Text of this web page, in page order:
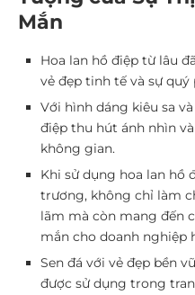
Mắn
Hoa lan hồ điệp từ lâu
vẻ đẹp tinh tế và sự quý
Với hình dáng kiêu sa
điệp thu hút ánh nhìn
không gian.
Khi sử dụng hoa lan hồ
trương, không chỉ làm
lãm mà còn mang đến
mắn cho doanh nghiệp
Sen đá với vẻ đẹp bền
được sử dụng trong